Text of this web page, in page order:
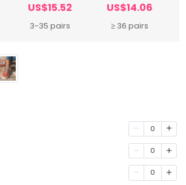
US$15.52
3-35 pairs
US$14.06
≥ 36 pairs
0
0
0